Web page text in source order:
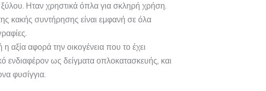
Ηταν χρηστικά όπλα για σκληρή χρήση.
κακής συντήρησης είναι εμφανή σε όλα
αξία αφορά την οικογένεια που το έχει
ενδιαφέρον ως δείγματα οπλοκατασκευής, και
φυσίγγια.